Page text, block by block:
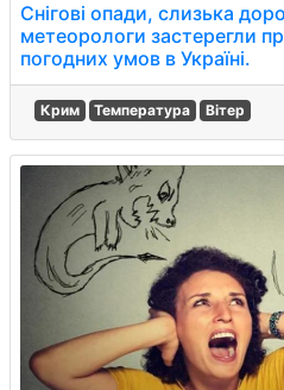
Снігові опади, слизька
метеорологи застерегли
погодних умов в Україні.
Крим Температура Вітер